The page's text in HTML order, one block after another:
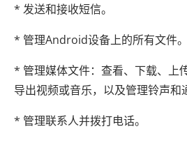
* 发送和接收短信。
* 管理Android设备上的所有文件。
* 管理媒体文件：查看、下载、上
导出视频或音乐，以及管理铃声和
* 管理联系人并拨打电话。